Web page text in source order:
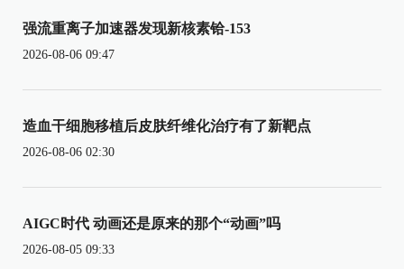
强流重离子加速器发现新核素铪-153
2026-08-06 09:47
造血干细胞移植后皮肤纤维化治疗有了新靶点
2026-08-06 02:30
AIGC时代 动画还是原来的那个“动画”吗
2026-08-05 09:33